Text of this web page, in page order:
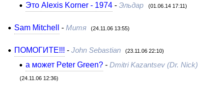
Это Alexis Korner - 1974 -Эльдар (01.06.14 17:11)
Sam Mitchell - Митя (24.11.06 13:55)
ПОМОГИТЕ!!! - John Sebastian (23.11.06 22:10)
а может Peter Green? -Dmitri Kazantsev (Dr. Nick)
(24.11.06 12:36)